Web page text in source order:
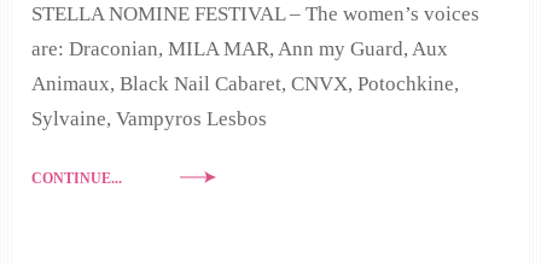
STELLA NOMINE FESTIVAL – The women’s voices
are: Draconian, MILA MAR, Ann my Guard, Aux
Animaux, Black Nail Cabaret, CNVX, Potochkine,
Sylvaine, Vampyros Lesbos
CONTINUE...